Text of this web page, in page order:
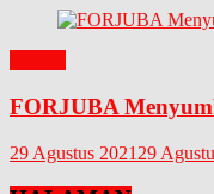
FORJUBA
29 Agustus 2021 29